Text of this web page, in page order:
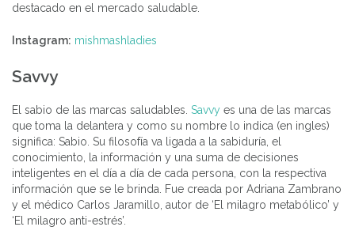
destacado en el mercado saludable.
Instagram: mishmashladies
Savvy
El sabio de las marcas saludables. Savvy es una de las marcas
que toma la delantera y como su nombre lo indica (en ingles)
significa: Sabio. Su filosofía va ligada a la sabiduría, el
conocimiento, la información y una suma de decisiones
inteligentes en el día a día de cada persona, con la respectiva
información que se le brinda. Fue creada por Adriana Zambrano
y el médico Carlos Jaramillo, autor de ‘El milagro metabólico’ y
‘El milagro anti-estrés’.